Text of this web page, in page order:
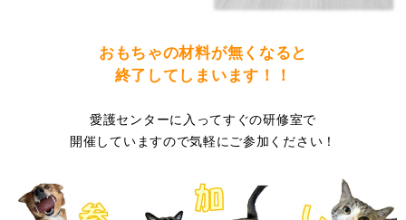
おもちゃの材料が無くなると
終了してしまいます ！！
愛護センターに入ってすぐの研修室で
開催していますので気軽にご参加ください！